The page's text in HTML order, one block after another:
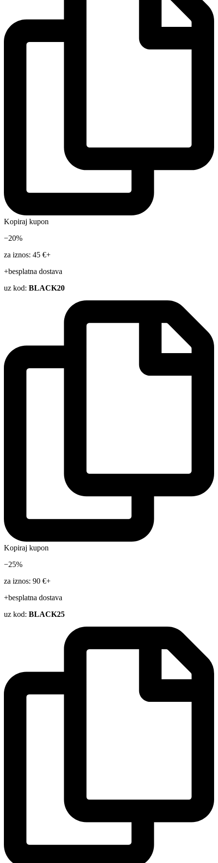
Kopiraj kupon
−20%
za iznos: 45 €+
+besplatna dostava
uz kod: BLACK20
Kopiraj kupon
−25%
za iznos: 90 €+
+besplatna dostava
uz kod: BLACK25